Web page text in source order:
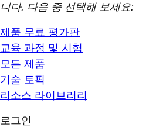
니다. 다음 중 선택해 보세요:
제품 무료 평가판
교육 과정 및 시험
모든 제품
기술 토픽
리소스 라이브러리
로그인